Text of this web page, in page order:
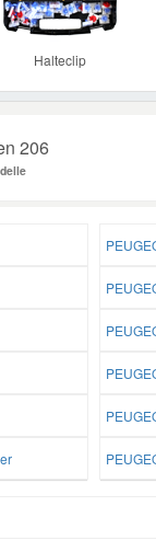
Halteclip
206